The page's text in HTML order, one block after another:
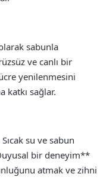
sabunla
ve canlı bir
yenilenmesini
katkı sağlar.
su ve sabun
bir deneyim**
atmak ve zihni